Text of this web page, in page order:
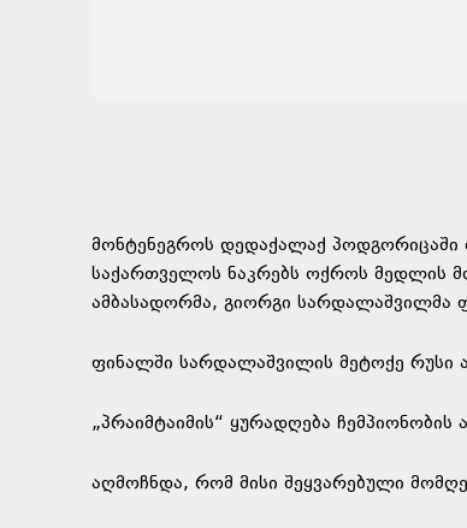
მონტენეგროს დედაქალაქ პოდგორიცაში
საქართველოს ნაკრებს ოქროს მედლის
ამბასადორმა, გიორგი სარდალაშვილმა
ფინალში სარდალაშვილის მეტოქე
„პრაიმტაიმის“ ყურადღება
აღმოჩნდა, რომ მისი შეყვარებული